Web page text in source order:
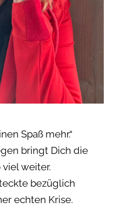
Spaß mehr.“
bringt Dich die
weiter.
bezüglich
echten Krise.